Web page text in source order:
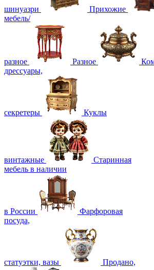
шинуазри Прихожие
мебель/
разное Разное
дрессуары,
секретеры Куклы
винтажные
Старинная
мебель в наличии
в России
Фарфоровая
посуда,
статуэтки, вазы Продано,